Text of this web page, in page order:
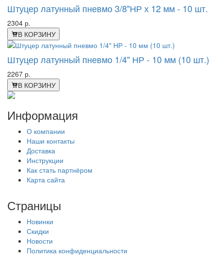
Штуцер латунный пневмо 3/8"НР х 12 мм - 10 шт.
2304 р.
В КОРЗИНУ
Штуцер латунный пневмо 1/4" НР - 10 мм (10 шт.)
2267 р.
В КОРЗИНУ
Информация
О компании
Наши контакты
Доставка
Инструкции
Как стать партнёром
Карта сайта
Страницы
Новинки
Скидки
Новости
Политика конфиденциальности